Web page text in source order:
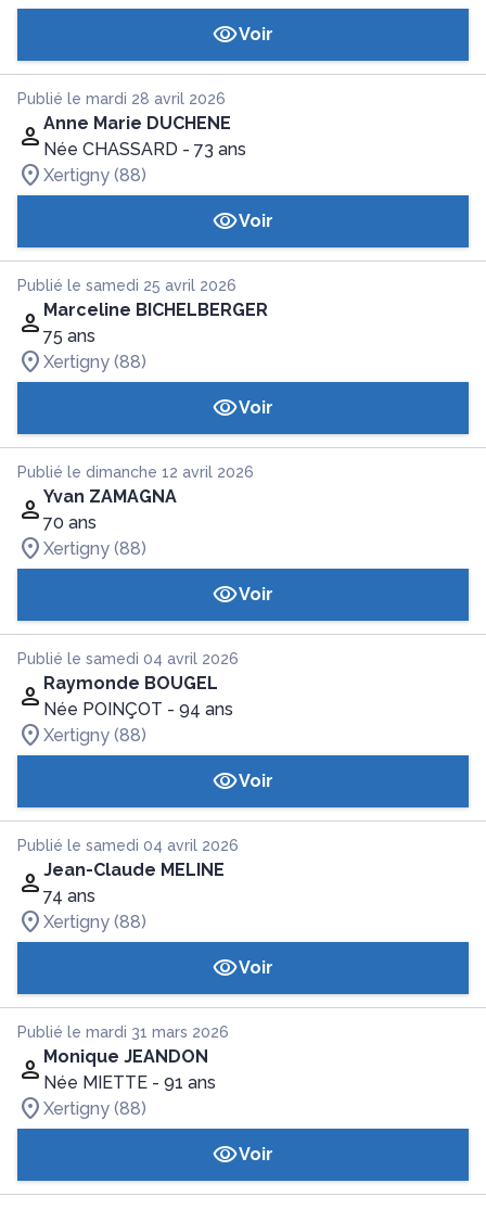
Voir
Publié le mardi 28 avril 2026
Anne Marie DUCHENE
Née CHASSARD - 73 ans
Xertigny (88)
Voir
Publié le samedi 25 avril 2026
Marceline BICHELBERGER
75 ans
Xertigny (88)
Voir
Publié le dimanche 12 avril 2026
Yvan ZAMAGNA
70 ans
Xertigny (88)
Voir
Publié le samedi 04 avril 2026
Raymonde BOUGEL
Née POINÇOT - 94 ans
Xertigny (88)
Voir
Publié le samedi 04 avril 2026
Jean-Claude MELINE
74 ans
Xertigny (88)
Voir
Publié le mardi 31 mars 2026
Monique JEANDON
Née MIETTE - 91 ans
Xertigny (88)
Voir